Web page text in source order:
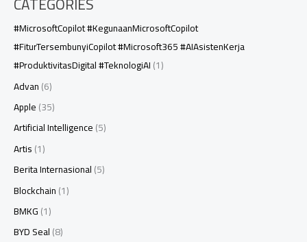
#MicrosoftCopilot #KegunaanMicrosoftCopilot
#FiturTersembunyiCopilot #Microsoft365 #AIAsistenKerja
#ProduktivitasDigital #TeknologiAI(1)
Advan(6)
Apple(35)
Artificial Intelligence(5)
Artis(1)
Berita Internasional(5)
Blockchain(1)
BMKG(1)
BYD Seal(8)